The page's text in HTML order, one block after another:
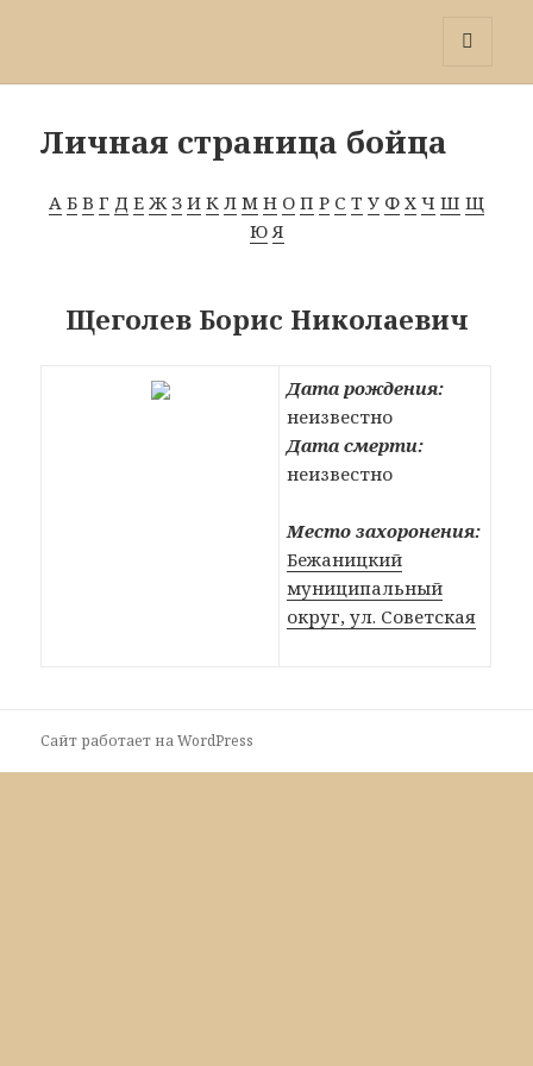
Личная страница бойца
А Б В Г Д Е Ж З И К Л М Н О П Р С Т У Ф Х Ч Ш Щ
Ю Я
Щеголев Борис Николаевич
Дата рождения:
неизвестно
Дата смерти:
неизвестно
Место захоронения:
Бежаницкий
муниципальный
округ, ул. Советская
Сайт работает на WordPress